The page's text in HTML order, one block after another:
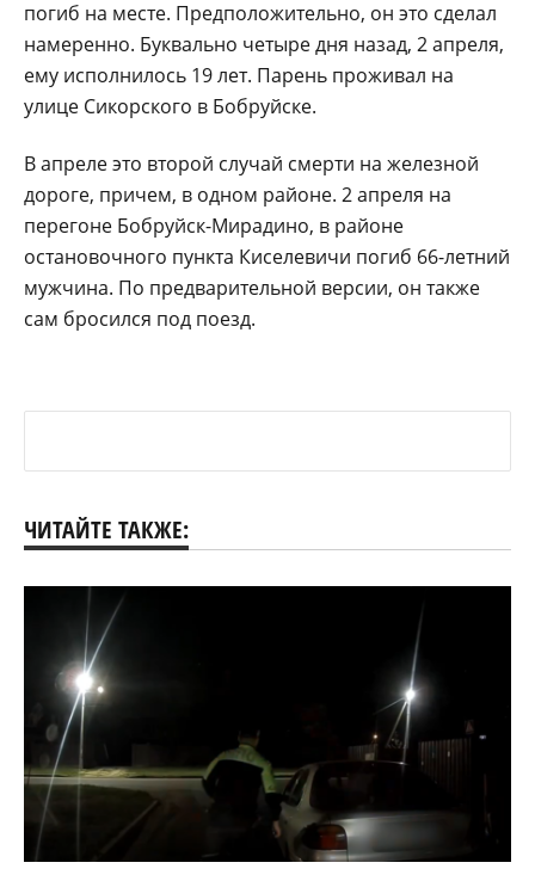
погиб на месте. Предположительно, он это сделал
намеренно. Буквально четыре дня назад, 2 апреля,
ему исполнилось 19 лет. Парень проживал на
улице Сикорского в Бобруйске.
В апреле это второй случай смерти на железной
дороге, причем, в одном районе. 2 апреля на
перегоне Бобруйск-Мирадино, в районе
остановочного пункта Киселевичи погиб 66-летний
мужчина. По предварительной версии, он также
сам бросился под поезд.
ЧИТАЙТЕ ТАКЖЕ: